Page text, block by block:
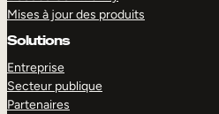
Mises à jour des produits
Solutions
Entreprise
Secteur publique
Partenaires